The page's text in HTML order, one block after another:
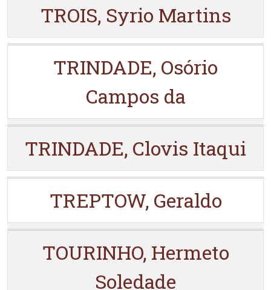
TROIS, Syrio Martins
TRINDADE, Osório
Campos da
TRINDADE, Clovis Itaqui
TREPTOW, Geraldo
TOURINHO, Hermeto
Soledade